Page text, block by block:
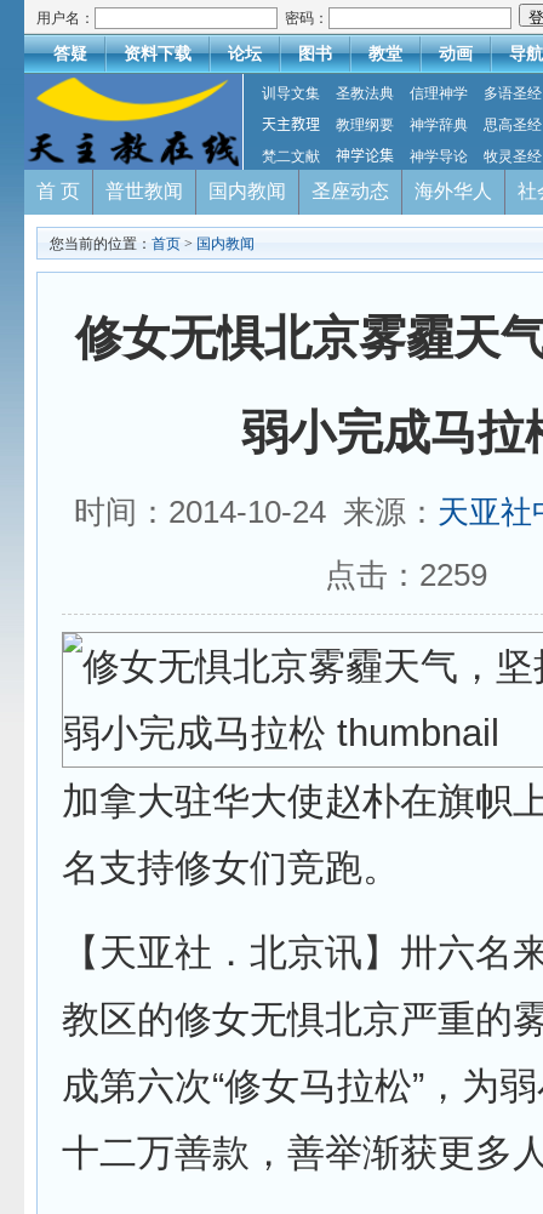
用户名： 密码：
答疑 资料下载 论坛 图书 教堂 动画 导航
训导文集 圣教法典 信理神学
多语圣经
天主教理
教理纲要 神学辞典
思高圣经
梵二文献
神学论集 神学导论 牧灵圣经
首 页 普世教闻 国内教闻 圣座动态 海外华人 社
您当前的位置： 首页 > 国内教闻
修女无惧北京雾霾天
弱小完成马拉
时间：2014-10-24 来源： 天亚社
点击： 2259
加拿大驻华大使赵朴在旗帜
名支持修女们竞跑。
【天亚社．北京讯】卅六名
教区的修女无惧北京严重的
成第六次“修女马拉松”，为
十二万善款，善举渐获更多